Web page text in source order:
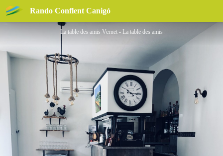
Rando Conflent Canigó
La table des amis Vernet - La table des amis